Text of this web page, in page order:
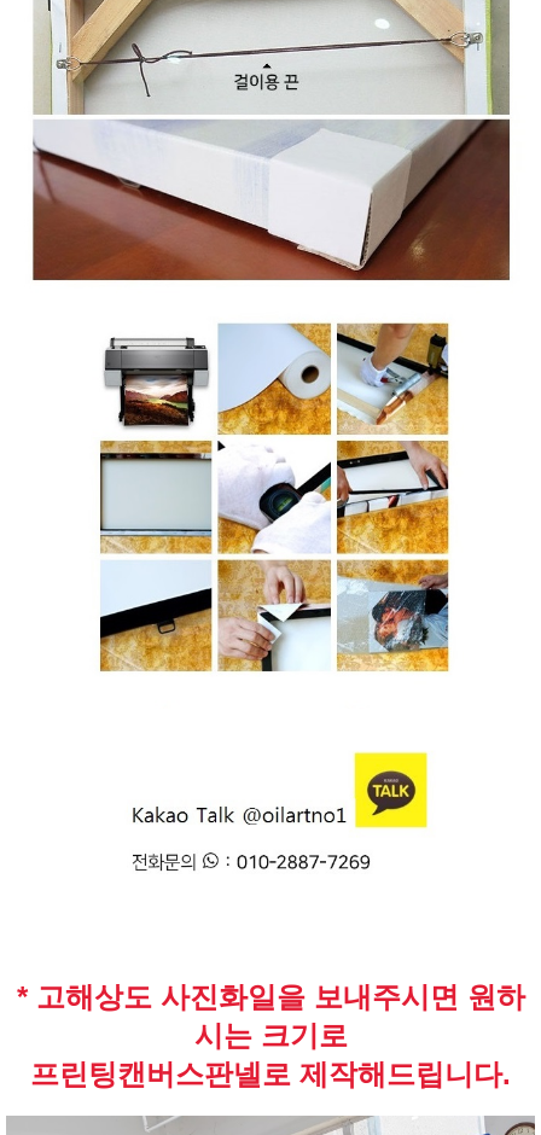
* 고해상도 사진화일을 보내주시면 원하
시는 크기로
프린팅캔버스판넬로 제작해드립니다.